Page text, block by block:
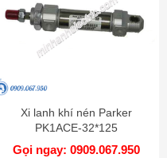
Xi lanh khí nén Parker
PK1ACE-32*125
Gọi ngay: 0909.067.950